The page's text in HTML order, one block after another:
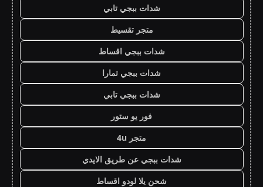
شدات ببجي تابي
متجر تقسيط
شدات ببجي اقساط
شدات ببجي تمارا
شدات ببجي تابي
فور يو ستور
متجر 4u
شدات ببجي عن طريق الايدي
شحن يلا لودو اقساط